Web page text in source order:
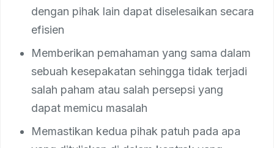
dengan pihak lain dapat diselesaikan secara
efisien
Memberikan pemahaman yang sama dalam
sebuah kesepakatan sehingga tidak terjadi
salah paham atau salah persepsi yang
dapat memicu masalah
Memastikan kedua pihak patuh pada apa